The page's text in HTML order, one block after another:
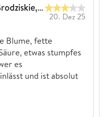
• Browar Warszawski Grodziskie, 3%
20. Dez 25
Blume, fette
etwas stumpfes
es
und ist absolut